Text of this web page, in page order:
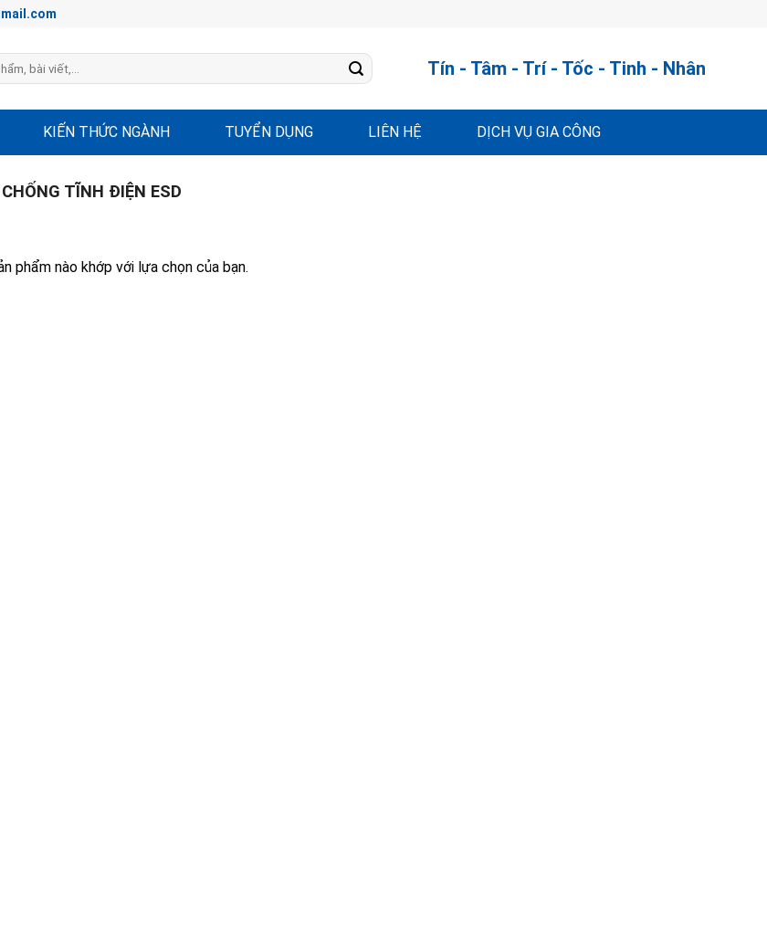
Tín - Tâm - Trí - Tốc - Tinh - Nhân
KIẾN THỨC NGÀNH TUYỂN DỤNG LIÊN HỆ DỊCH VỤ GIA CÔNG
TĨNH ĐIỆN ESD
phẩm nào khớp với lựa chọn của bạn.